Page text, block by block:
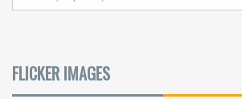
FLICKER IMAGES